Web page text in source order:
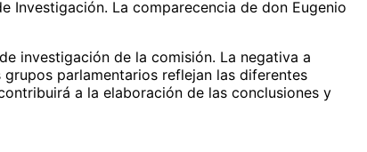
Investigación. La comparecencia de don Eugenio
investigación de la comisión. La negativa a
parlamentarios reflejan las diferentes
a la elaboración de las conclusiones y